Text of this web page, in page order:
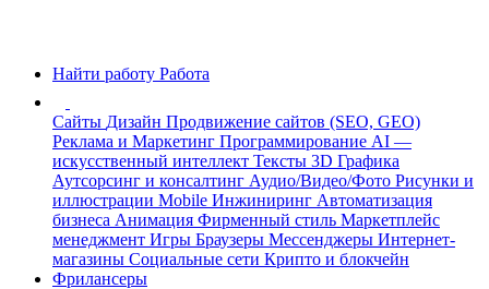
Найти работу Работа
Сайты Дизайн Продвижение сайтов (SEO, GEO)
Реклама и Маркетинг Программирование AI —
искусственный интеллект Тексты 3D Графика
Аутсорсинг и консалтинг Аудио/Видео/Фото Рисунки и
иллюстрации Mobile Инжиниринг Автоматизация
бизнеса Анимация Фирменный стиль Маркетплейс
менеджмент Игры Браузеры Мессенджеры Интернет-
магазины Социальные сети Крипто и блокчейн
Фрилансеры